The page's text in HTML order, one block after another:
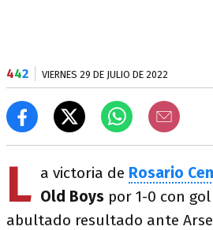
442 VIERNES 29 DE JULIO DE 2022
L a victoria de Rosario
Old Boys por 1-0 con
abultado resultado ante